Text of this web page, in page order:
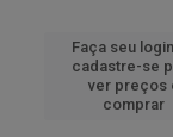
Faça seu
cadastre-se
ver preços
comprar